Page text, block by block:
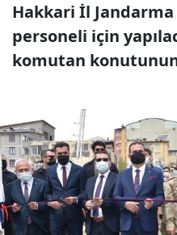
Hakkari İl Jandarma
personeli için
komutan